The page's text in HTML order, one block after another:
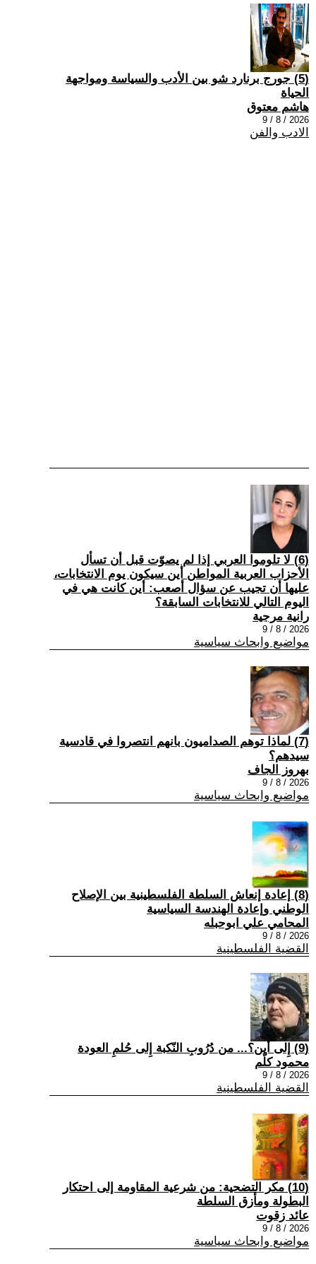
(5) جورج برنارد شو بين الأدب والسياسة ومواجهة
الحياة
هاشم معتوق
2026 / 8 / 9
الادب والفن
(6) لا تلوموا العربي إذا لم يصوّت قبل أن تسأل
الأحزاب العربية المواطن أين سيكون يوم الانتخابات،
عليها أن تجيب عن سؤال أصعب: أين كانت هي في
اليوم التالي للانتخابات السابقة؟
رانية مرجية
2026 / 8 / 9
مواضيع وابحاث سياسية
(7) ‏لماذا توهم الصداميون بانهم انتصروا في قادسية
سيدهم؟
بهروز الجاف
2026 / 8 / 9
مواضيع وابحاث سياسية
(8) إعادة إنعاش السلطة الفلسطينية بين الإصلاح
الوطني وإعادة الهندسة السياسية
المحامي علي ابوحبله
2026 / 8 / 9
القضية الفلسطينية
(9) إِلى أين؟... من دُرُوبِ النّكبة إِلى حُلمِ العودة
محمود كلّم
2026 / 8 / 9
القضية الفلسطينية
(10) مكر التضحية: من شرعية المقاومة إلى احتكار
البطولة ومأزق السلطة
عائد زقوت
2026 / 8 / 9
مواضيع وابحاث سياسية